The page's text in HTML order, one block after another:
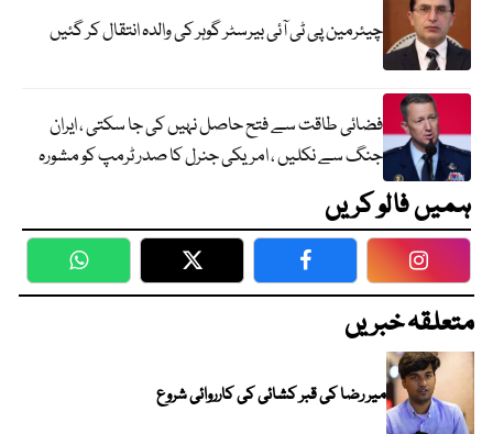
چیئرمین پی ٹی آئی بیرسٹر گوہر کی والدہ انتقال کر گئیں
فضائی طاقت سے فتح حاصل نہیں کی جا سکتی ، ایران
جنگ سے نکلیں ، امریکی جنرل کا صدر ٹرمپ کو مشورہ
ہمیں فالو کریں
WhatsApp Twitter Facebook
متعلقہ خبریں
میر رضا کی قبر کشائی کی کارروائی شروع